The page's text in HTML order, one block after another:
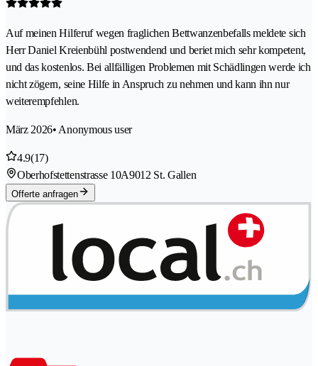
Auf meinen Hilferuf wegen fraglichen Bettwanzenbefalls meldete sich
Herr Daniel Kreienbühl postwendend und beriet mich sehr kompetent,
und das kostenlos. Bei allfälligen Problemen mit Schädlingen werde ich
nicht zögern, seine Hilfe in Anspruch zu nehmen und kann ihn nur
weiterempfehlen.
März 2026• Anonymous user
4.9(17)
Oberhofstettenstrasse 10A9012 St. Gallen
Offerte anfragen